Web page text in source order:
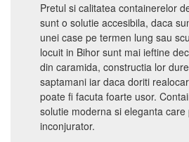
Pretul si calitatea containerelor
sunt o solutie accesibila, daca
unei case pe termen lung sau
locuit in Bihor sunt mai ieftine
din caramida, constructia lor
saptamani iar daca doriti
poate fi facuta foarte usor.
solutie moderna si eleganta
inconjurator.